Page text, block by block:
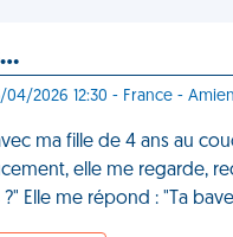
04/2026 12:30 - France -
ma fille de 4 ans au
elle me regarde,
Elle me répond : "Ta